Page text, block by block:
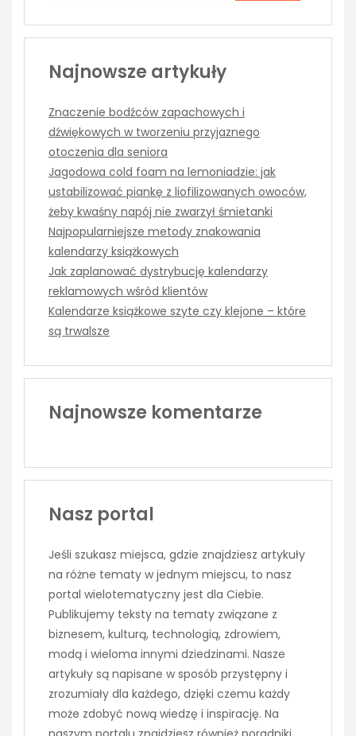
Najnowsze artykuły
Znaczenie bodźców zapachowych i
dźwiękowych w tworzeniu przyjaznego
otoczenia dla seniora
Jagodowa cold foam na lemoniadzie: jak
ustabilizować piankę z liofilizowanych owoców,
żeby kwaśny napój nie zwarzył śmietanki
Najpopularniejsze metody znakowania
kalendarzy książkowych
Jak zaplanować dystrybucję kalendarzy
reklamowych wśród klientów
Kalendarze książkowe szyte czy klejone – które
są trwalsze
Najnowsze komentarze
Nasz portal
Jeśli szukasz miejsca, gdzie znajdziesz artykuły
na różne tematy w jednym miejscu, to nasz
portal wielotematyczny jest dla Ciebie.
Publikujemy teksty na tematy związane z
biznesem, kulturą, technologią, zdrowiem,
modą i wieloma innymi dziedzinami. Nasze
artykuły są napisane w sposób przystępny i
zrozumiały dla każdego, dzięki czemu każdy
może zdobyć nową wiedzę i inspirację. Na